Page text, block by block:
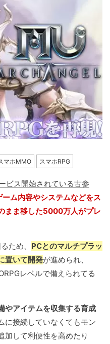
マホMMO スマホRPG
ビス開始されている古参
ーム内容やシステムなどをス
まま移した5000万人がプレ
ため、 PCとのマルチプラッ
置いて開発が進められ、
レベルで備えられてる
やアイテムを収集する育成
に接続していなくてもモン
加して利便性を高めたり